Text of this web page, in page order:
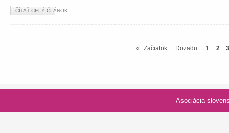
ČÍTAŤ CELÝ ČLÁNOK...
« Začiatok Dozadu 1 2 3
Asociácia slovenských